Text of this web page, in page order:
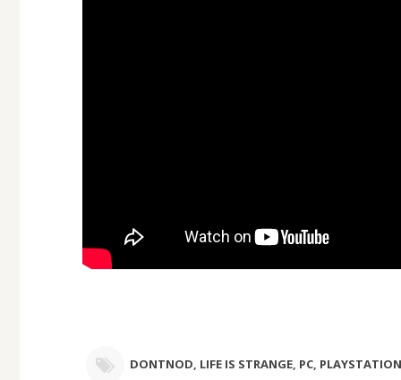
DONTNOD, LIFE IS STRANGE, PC,